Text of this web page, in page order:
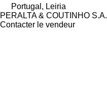
Portugal, Leiria
PERALTA & COUTINHO S.A.
Contacter le vendeur